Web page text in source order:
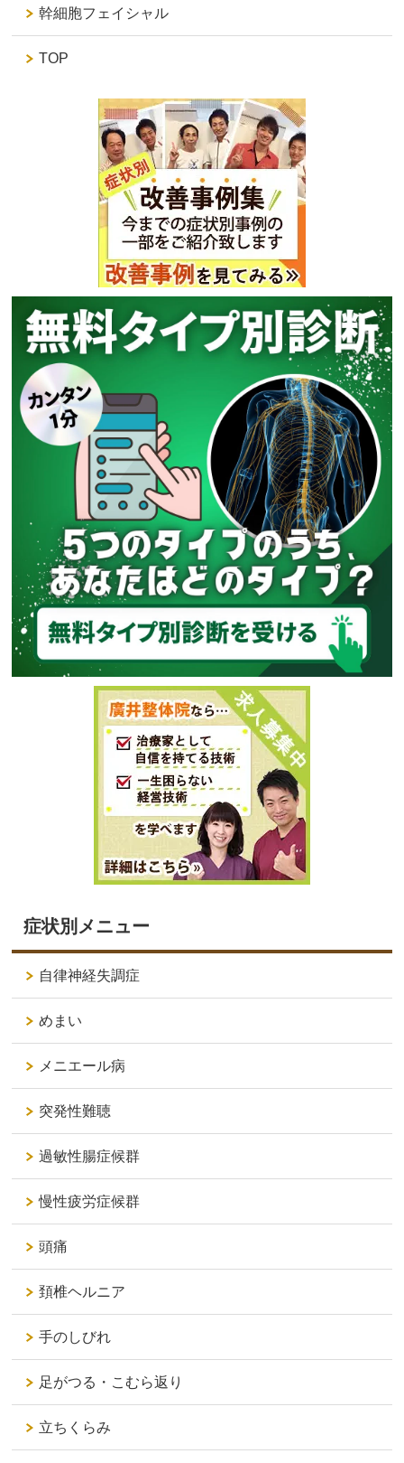
幹細胞フェイシャル
TOP
症状別メニュー
自律神経失調症
めまい
メニエール病
突発性難聴
過敏性腸症候群
慢性疲労症候群
頭痛
頚椎ヘルニア
手のしびれ
足がつる・こむら返り
立ちくらみ